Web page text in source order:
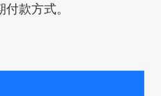
款方式。